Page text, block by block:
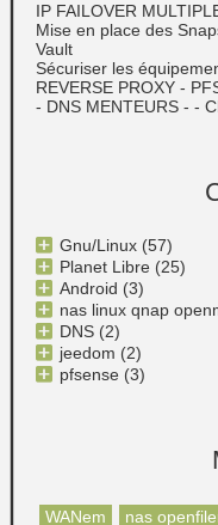
IP FAILOVER
Mise en place des
Vault
Sécuriser les
REVERSE PROXY -
- DNS MENTEURS - -
Gnu/Linux (57)
Planet Libre (25)
Android (3)
nas linux qnap
DNS (2)
jeedom (2)
pfsense (3)
WANem nas